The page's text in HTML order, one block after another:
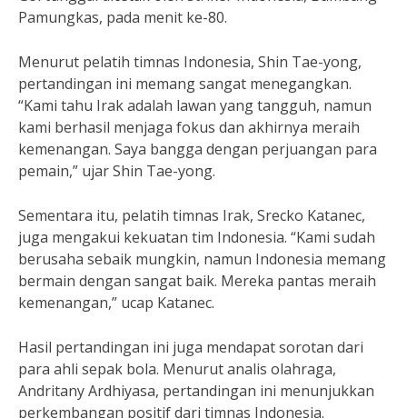
Pamungkas, pada menit ke-80.
Menurut pelatih timnas Indonesia, Shin Tae-yong,
pertandingan ini memang sangat menegangkan.
“Kami tahu Irak adalah lawan yang tangguh, namun
kami berhasil menjaga fokus dan akhirnya meraih
kemenangan. Saya bangga dengan perjuangan para
pemain,” ujar Shin Tae-yong.
Sementara itu, pelatih timnas Irak, Srecko Katanec,
juga mengakui kekuatan tim Indonesia. “Kami sudah
berusaha sebaik mungkin, namun Indonesia memang
bermain dengan sangat baik. Mereka pantas meraih
kemenangan,” ucap Katanec.
Hasil pertandingan ini juga mendapat sorotan dari
para ahli sepak bola. Menurut analis olahraga,
Andritany Ardhiyasa, pertandingan ini menunjukkan
perkembangan positif dari timnas Indonesia.